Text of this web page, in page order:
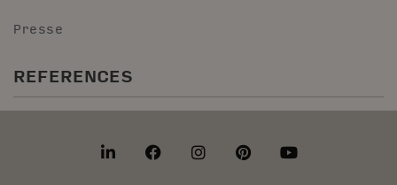
Presse
REFERENCES